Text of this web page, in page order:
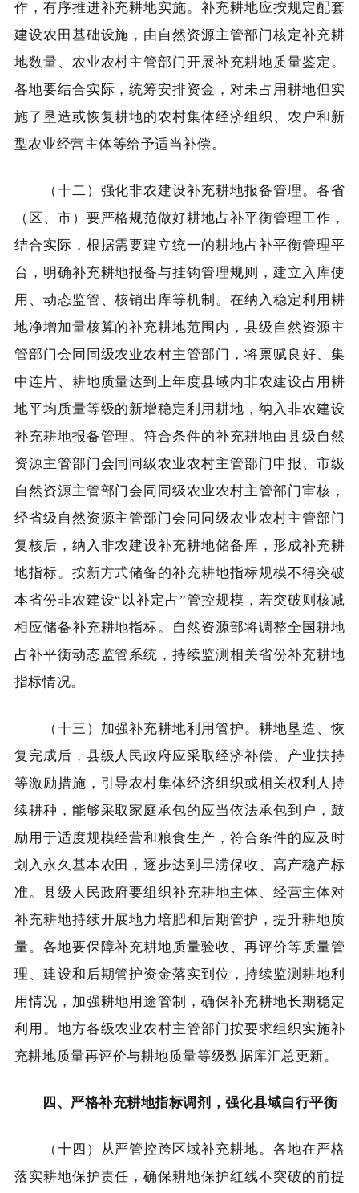
作，有序推进补充耕地实施。补充耕地应按规定配套
建设农田基础设施，由自然资源主管部门核定补充耕
地数量、农业农村主管部门开展补充耕地质量鉴定。
各地要结合实际，统筹安排资金，对未占用耕地但实
施了垦造或恢复耕地的农村集体经济组织、农户和新
型农业经营主体等给予适当补偿。
（十二）强化非农建设补充耕地报备管理。各省
（区、市）要严格规范做好耕地占补平衡管理工作，
结合实际，根据需要建立统一的耕地占补平衡管理平
台，明确补充耕地报备与挂钩管理规则，建立入库使
用、动态监管、核销出库等机制。在纳入稳定利用耕
地净增加量核算的补充耕地范围内，县级自然资源主
管部门会同同级农业农村主管部门，将禀赋良好、集
中连片、耕地质量达到上年度县域内非农建设占用耕
地平均质量等级的新增稳定利用耕地，纳入非农建设
补充耕地报备管理。符合条件的补充耕地由县级自然
资源主管部门会同同级农业农村主管部门申报、市级
自然资源主管部门会同同级农业农村主管部门审核，
经省级自然资源主管部门会同同级农业农村主管部门
复核后，纳入非农建设补充耕地储备库，形成补充耕
地指标。按新方式储备的补充耕地指标规模不得突破
本省份非农建设“以补定占”管控规模，若突破则核减
相应储备补充耕地指标。自然资源部将调整全国耕地
占补平衡动态监管系统，持续监测相关省份补充耕地
指标情况。
（十三）加强补充耕地利用管护。耕地垦造、恢
复完成后，县级人民政府应采取经济补偿、产业扶持
等激励措施，引导农村集体经济组织或相关权利人持
续耕种，能够采取家庭承包的应当依法承包到户，鼓
励用于适度规模经营和粮食生产，符合条件的应及时
划入永久基本农田，逐步达到旱涝保收、高产稳产标
准。县级人民政府要组织补充耕地主体、经营主体对
补充耕地持续开展地力培肥和后期管护，提升耕地质
量。各地要保障补充耕地质量验收、再评价等质量管
理、建设和后期管护资金落实到位，持续监测耕地利
用情况，加强耕地用途管制，确保补充耕地长期稳定
利用。地方各级农业农村主管部门按要求组织实施补
充耕地质量再评价与耕地质量等级数据库汇总更新。
四、严格补充耕地指标调剂，强化县域自行平衡
（十四）从严管控跨区域补充耕地。各地在严格
落实耕地保护责任，确保耕地保护红线不突破的前提